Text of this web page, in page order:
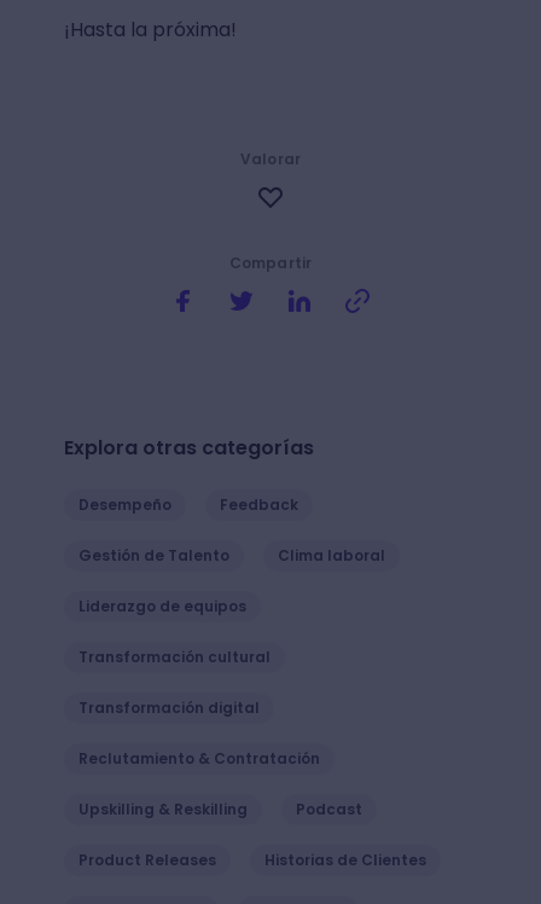
¡Hasta la próxima!
Compartir
Valorar
Explora otras categorías
Desempeño Feedback
Gestión de Talento Clima laboral
Liderazgo de equipos
Transformación cultural
Transformación digital
Reclutamiento & Contratación
Upskilling & Reskilling Podcast
Product Releases Historias de Clientes